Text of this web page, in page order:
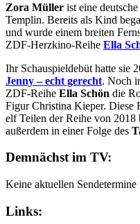
Zora Müller ist eine
Templin. Bereits als Kind
und wurde einem breiten
ZDF-Herzkino-Reihe Ella
Ihr Schauspieldebüt hatte sie
Jenny – echt gerecht. Noch
ZDF-Reihe Ella Schön die
Figur Christina Kieper. Diese
elf Teilen der Reihe von
außerdem in einer Folge des
Demnächst im TV:
Keine aktuellen
Links: